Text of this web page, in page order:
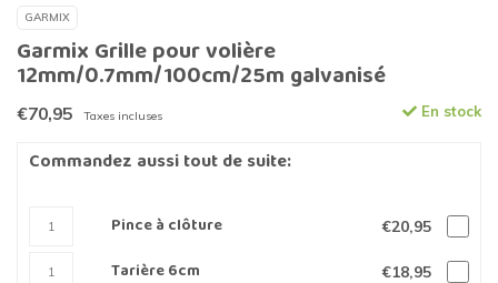
GARMIX
Garmix Grille pour volière
12mm/0.7mm/100cm/25m galvanisé
€70,95 Taxes incluses En stock
Commandez aussi tout de suite:
Pince à clôture €20,95
Tarière 6cm €18,95